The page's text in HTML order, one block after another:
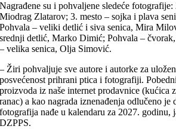
Nagrađene su i pohvaljene sledeće fotografije:
Miodrag Zlatarov; 3. mesto – sojka i plava
Pohvala – veliki detlić i siva senica, Mira
srednji detlić, Marko Dimić; Pohvala –
– velika senica, Olja Simović.
– Žiri pohvaljuje sve autore i autorke za
posvećenost prihrani ptica i fotografiji.
proizvoda iz naše internet prodavnice (kućica
ranac) a kao nagrada iznenađenja odlučeno je
fotografija nađe u kalendaru za 2027. godinu,
DZPPS.